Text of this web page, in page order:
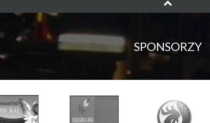
SPONSORZY